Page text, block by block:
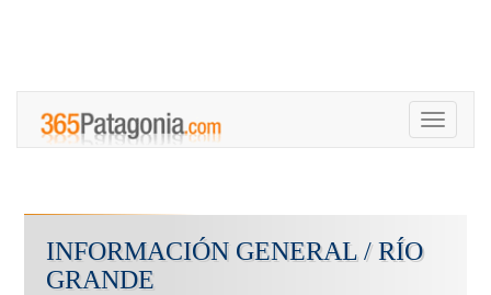
Toggle
INFORMACIÓN GENERAL / RÍO
GRANDE